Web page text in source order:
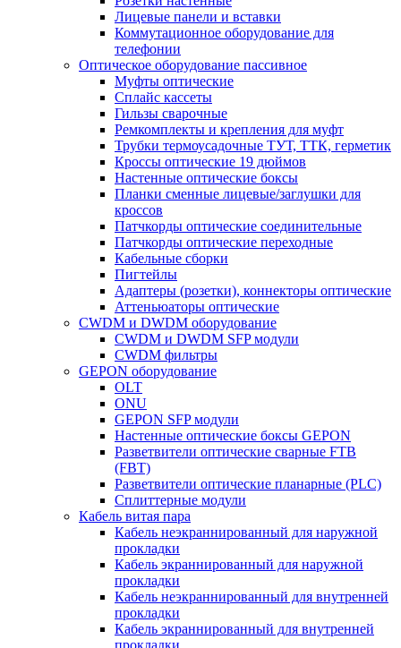
Лицевые панели и вставки
Коммутационное оборудование для
телефонии
Оптическое оборудование пассивное
Муфты оптические
Сплайс кассеты
Гильзы сварочные
Ремкомплекты и крепления для муфт
Трубки термоусадочные ТУТ, ТТК, герметик
Кроссы оптические 19 дюймов
Настенные оптические боксы
Планки сменные лицевые/заглушки для
кроссов
Патчкорды оптические соединительные
Патчкорды оптические переходные
Кабельные сборки
Пигтейлы
Адаптеры (розетки), коннекторы оптические
Аттеньюаторы оптические
CWDM и DWDM оборудование
CWDM и DWDM SFP модули
CWDM фильтры
GEPON оборудование
OLT
ONU
GEPON SFP модули
Настенные оптические боксы GEPON
Разветвители оптические сварные FTB
(FBT)
Разветвители оптические планарные (PLC)
Сплиттерные модули
Кабель витая пара
Кабель неэкраннированный для наружной
прокладки
Кабель экраннированный для наружной
прокладки
Кабель неэкраннированный для внутренней
прокладки
Кабель экраннированный для внутренней
прокладки